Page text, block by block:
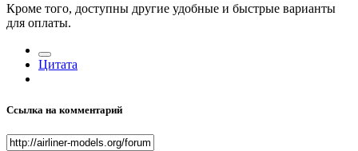
Кроме того, доступны другие удобные и быстрые варианты
для оплаты.
Цитата
Ссылка на комментарий